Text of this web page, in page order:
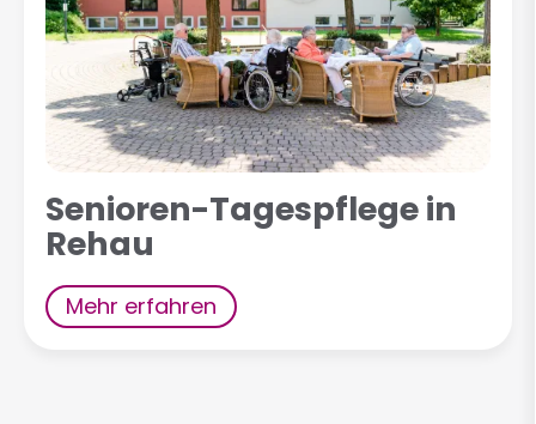
Senioren-Tagespflege in
Rehau
Mehr erfahren